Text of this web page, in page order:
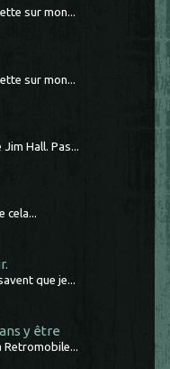
sur mon...
sur mon...
Hall. Pas...
cela...
que je...
y être
Retromobile...